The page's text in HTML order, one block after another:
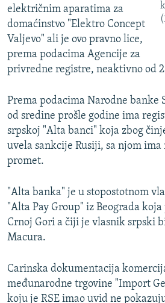
električnim aparatima za
domaćinstvo "Elektro Concept
Valjevo" ali je ovo pravno lice,
prema podacima Agencije za
privredne registre, neaktivno od
Prema podacima Narodne banke
od sredine prošle godine ima
srpskoj "Alta banci" koja zbog
uvela sankcije Rusiji, sa njom
promet.
"Alta banka" je u stopostotnom
"Alta Pay Group" iz Beograda
Crnoj Gori a čiji je vlasnik srpski
Macura.
Carinska dokumentacija
međunarodne trgovine "Import
koju je RSE imao uvid ne